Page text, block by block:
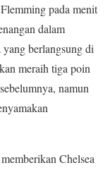
pada menit
dalam
berlangsung di
meraih tiga poin
namun
Chelsea